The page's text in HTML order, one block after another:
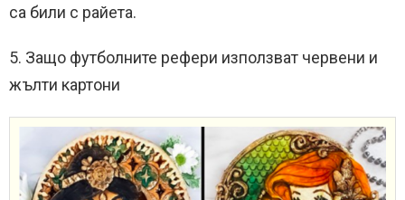
са били с райета.
5. Защо футболните рефери използват червени и
жълти картони